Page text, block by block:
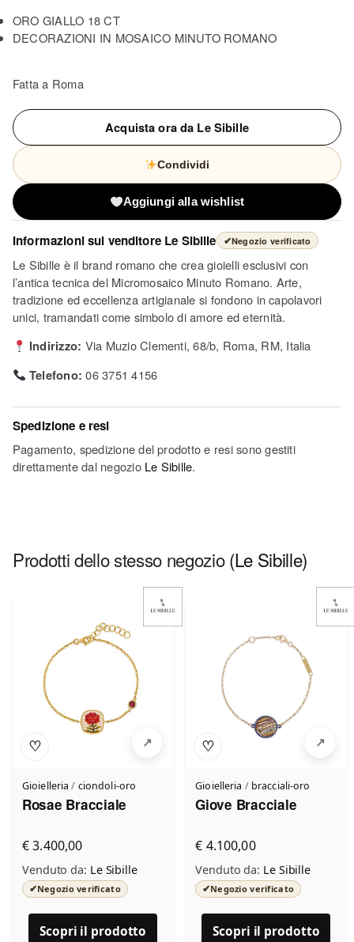
ORO GIALLO 18 CT
DECORAZIONI IN MOSAICO MINUTO ROMANO
Fatta a Roma
Acquista ora da Le Sibille
Condividi
Aggiungi alla wishlist
Informazioni sul venditore Le Sibille ✔Negozio verificato
Le Sibille è il brand romano che crea gioielli esclusivi con
l’antica tecnica del Micromosaico Minuto Romano. Arte,
tradizione ed eccellenza artigianale si fondono in capolavori
unici, tramandati come simbolo di amore ed eternità.
Indirizzo: Via Muzio Clementi, 68/b, Roma, RM, Italia
Telefono: 06 3751 4156
Spedizione e resi
Pagamento, spedizione del prodotto e resi sono gestiti
direttamente dal negozio Le Sibille.
Prodotti dello stesso negozio(Le Sibille)
♡
Gioielleria / ciondoli-oro
Rosae Bracciale
€ 3.400,00
Venduto da: Le Sibille
✔Negozio verificato
Scopri il prodotto
♡
Gioielleria / bracciali-oro
Giove Bracciale
€ 4.100,00
Venduto da: Le Sibille
✔Negozio verificato
Scopri il prodotto